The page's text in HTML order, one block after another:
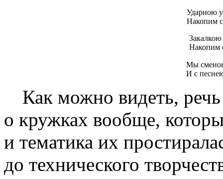
Ударною
Накопим
Закалкою
Накопим
Мы
И с
Как можно видеть,
о кружках вообще,
и тематика их
до технического